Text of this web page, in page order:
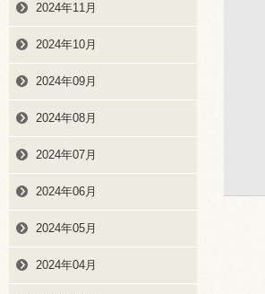
2024年11月
2024年10月
2024年09月
2024年08月
2024年07月
2024年06月
2024年05月
2024年04月